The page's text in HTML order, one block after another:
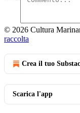
© 2026 Cultura
raccolta
Crea il tuo
Scarica l'app